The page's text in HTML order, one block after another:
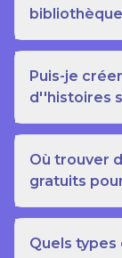
Puis-je
d''histoires
Où trouver
gratuits
Quels